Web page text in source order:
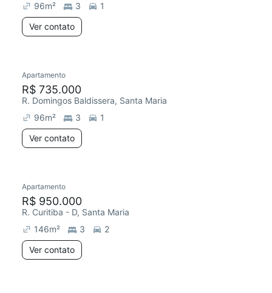
96m² 3
1
Ver contato
Apartamento
R$ 735.000
R. Domingos Baldissera, Santa Maria
96m² 3
1
Ver contato
Apartamento
R$ 950.000
R. Curitiba - D, Santa Maria
146m² 3
2
Ver contato